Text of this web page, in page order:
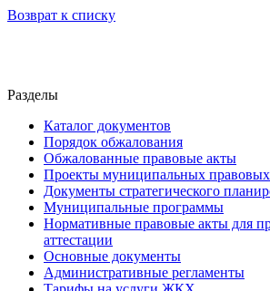
Возврат к списку
Разделы
Каталог документов
Порядок обжалования
Обжалованные правовые акты
Проекты муниципальных правовых
Документы стратегического
Муниципальные программы
Нормативные правовые акты для
аттестации
Основные документы
Административные регламенты